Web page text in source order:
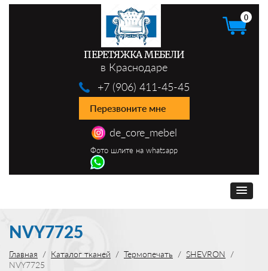
ПЕРЕТЯЖКА МЕБЕЛИ
в Краснодаре
de_core_mebel
Фото шлите на whatsapp
+7 (906) 411-45-45
Перезвоните мне
0
NVY7725
Главная Каталог тканей Термопечать
SHEVRON
NVY7725